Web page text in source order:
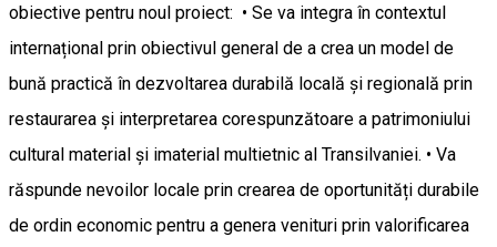
obiective pentru noul proiect: • Se va integra în contextul
internațional prin obiectivul general de a crea un model de
bună practică în dezvoltarea durabilă locală și regională prin
restaurarea și interpretarea corespunzătoare a patrimoniului
cultural material și imaterial multietnic al Transilvaniei. • Va
răspunde nevoilor locale prin crearea de oportunități durabile
de ordin economic pentru a genera venituri prin valorificarea